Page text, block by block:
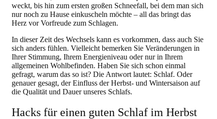
weckt, bis hin zum ersten großen Schneefall, bei dem man sich
nur noch zu Hause einkuscheln möchte – all das bringt das
Herz vor Vorfreude zum Schlagen.
In dieser Zeit des Wechsels kann es vorkommen, dass auch Sie
sich anders fühlen. Vielleicht bemerken Sie Veränderungen in
Ihrer Stimmung, Ihrem Energieniveau oder nur in Ihrem
allgemeinen Wohlbefinden. Haben Sie sich schon einmal
gefragt, warum das so ist? Die Antwort lautet: Schlaf. Oder
genauer gesagt, der Einfluss der Herbst- und Wintersaison auf
die Qualität und Dauer unseres Schlafs.
Hacks für einen guten Schlaf im Herbst